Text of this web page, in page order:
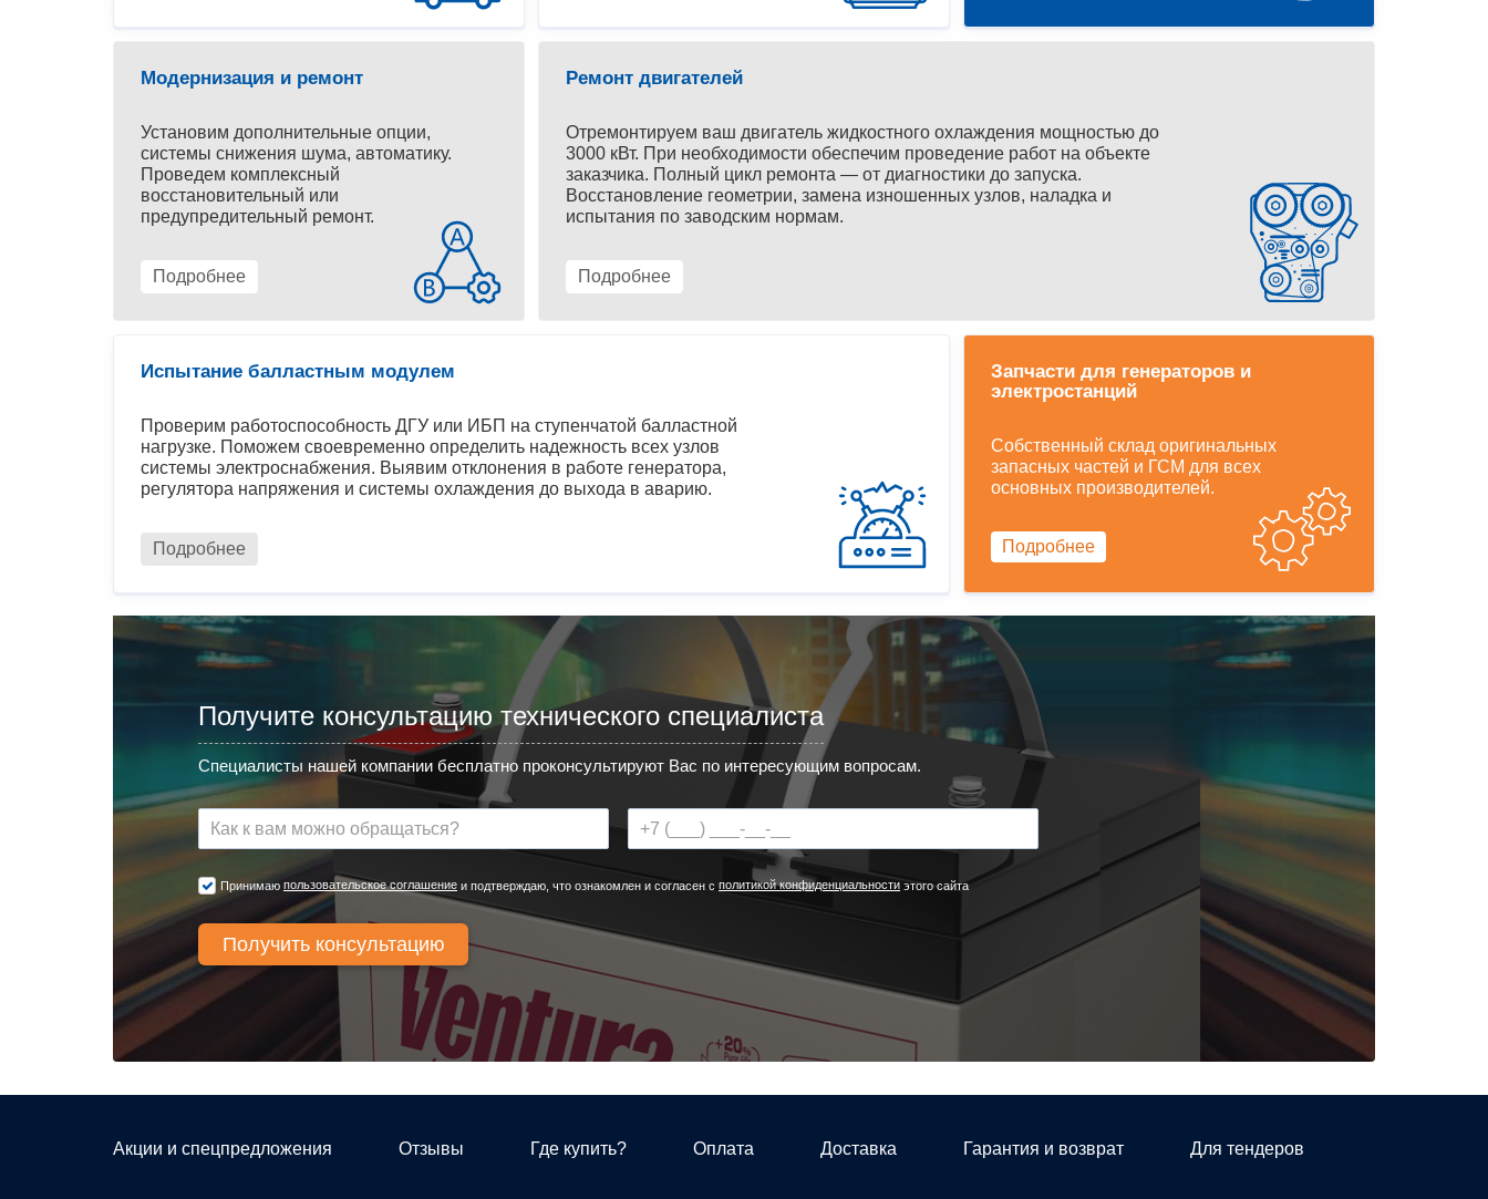
Ремонт двигателей
Отремонтируем ваш двигатель жидкостного охлаждения мощностью до
3000 кВт. При необходимости обеспечим проведение работ на объекте
заказчика. Полный цикл ремонта — от диагностики до запуска.
Восстановление геометрии, замена изношенных узлов, наладка и
испытания по заводским нормам.
Подробнее
Модернизация и ремонт
Установим дополнительные опции,
системы снижения шума, автоматику.
Проведем комплексный
восстановительный или
предупредительный ремонт.
Подробнее
Запчасти для генераторов и
электростанций
Собственный склад оригинальных
запасных частей и ГСМ для всех
основных производителей.
Подробнее
Испытание балластным модулем
Проверим работоспособность ДГУ или ИБП на ступенчатой балластной
нагрузке. Поможем своевременно определить надежность всех узлов
системы электроснабжения. Выявим отклонения в работе генератора,
регулятора напряжения и системы охлаждения до выхода в аварию.
Подробнее
Получите консультацию технического специалиста
Специалисты нашей компании бесплатно проконсультируют Вас по интересующим вопросам.
Принимаю пользовательское соглашение и подтверждаю, что ознакомлен и согласен с политикой конфиденциальности этого сайта
Акции и спецпредложения Отзывы Где купить? Оплата Доставка Гарантия и возврат Для тендеров